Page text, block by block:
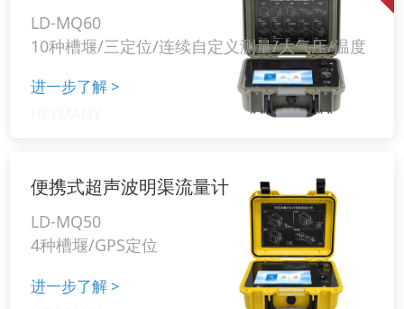
LD-MQ60
10种槽堰/三定位/连续自定义测量/大气压/温度
进一步了解>
便携式超声波明渠流量计
LD-MQ50
4种槽堰/GPS定位
进一步了解>